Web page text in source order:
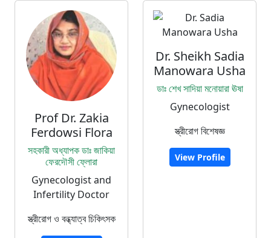
Prof Dr. Zakia
Ferdowsi Flora
সহকারী অধ্যাপক ডাঃ জাকিয়া
ফেরদৌসী ফ্লোরা
Gynecologist and
Infertility Doctor
স্ত্রীরোগ ও বন্ধ্যাত্ব চিকিৎসক
Dr. Sheikh Sadia
Manowara Usha
ডাঃ শেখ সাদিয়া মনোয়ারা ঊষা
Gynecologist
স্ত্রীরোগ বিশেষজ্ঞ
View Profile